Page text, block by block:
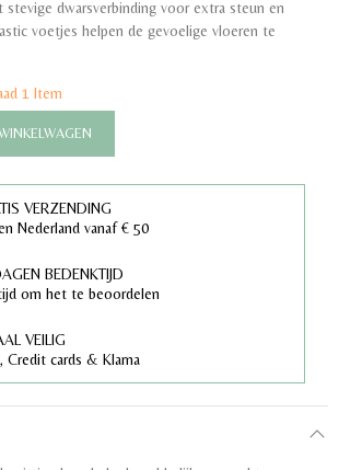
dwarsverbinding voor extra steun en
voetjes helpen de gevoelige vloeren te
1 Item
VERZENDING
Nederland vanaf € 50
BEDENKTIJD
om het te beoordelen
VEILIG
Credit cards & Klarna